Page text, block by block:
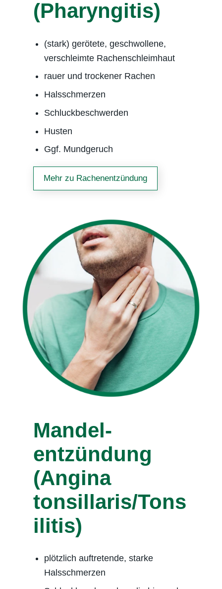
(Pharyngitis)
(stark) gerötete, geschwollene,
verschleimte Rachenschleimhaut
rauer und trockener Rachen
Halsschmerzen
Schluckbeschwerden
Husten
Ggf. Mundgeruch
Mehr zu Rachen­entzündung
Mandel­
entzündung
(Angina
tonsillaris/Tons
ilitis)
plötzlich auftretende, starke
Halsschmerzen